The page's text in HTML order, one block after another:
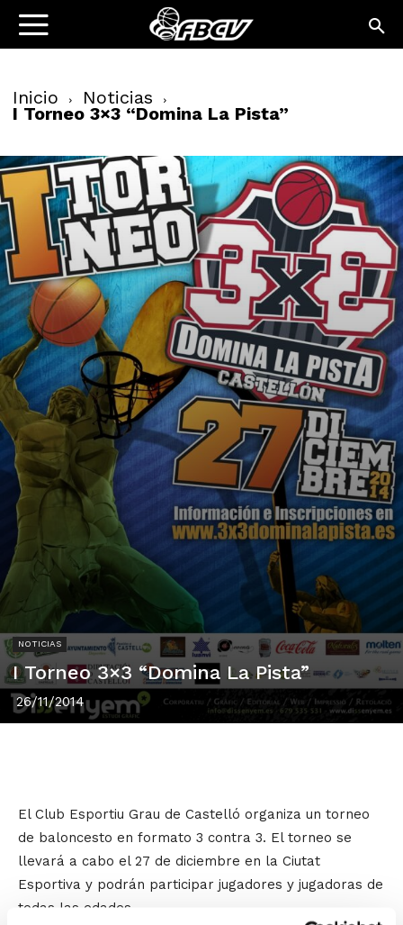
Inicio Noticias
I Torneo 3×3 “Domina La Pista”
NOTICIAS
I Torneo 3×3 “Domina La Pista”
26/11/2014
El Club Esportiu Grau de Castelló organiza un torneo
de baloncesto en formato 3 contra 3. El torneo se
llevará a cabo el 27 de diciembre en la Ciutat
Esportiva y podrán participar jugadores y jugadoras de
todas las edades.